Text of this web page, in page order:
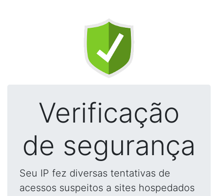
Verificação
de segurança
Seu IP fez diversas tentativas de
acessos suspeitos a sites hospedados